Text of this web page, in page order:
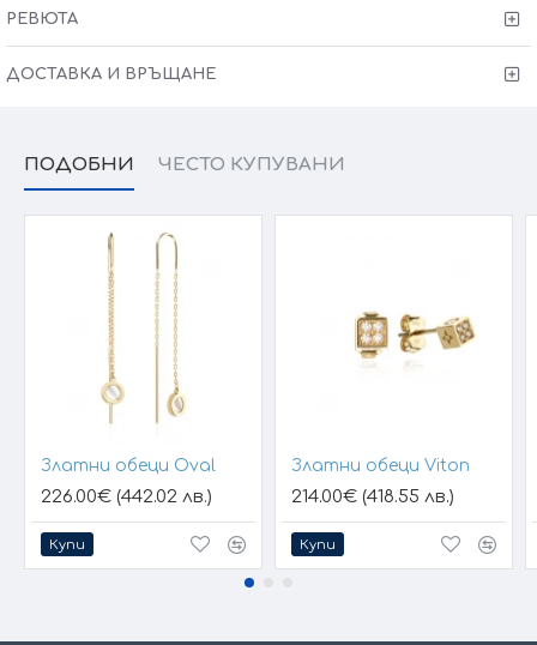
свържем с Вас, за да уточним всички характеристики и
РЕВЮТА
ДОСТАВКА И ВРЪЩАНЕ
ПОДОБНИ ЧЕСТО КУПУВАНИ
Златни обеци Oval
226.00€ (442.02 лв.)
Купи
Златни обеци Viton
214.00€ (418.55 лв.)
Купи